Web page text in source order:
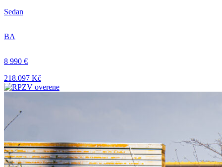
Sedan
BA
8 990 €
218.097 Kč